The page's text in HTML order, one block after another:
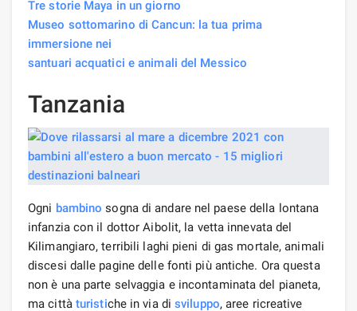
Tre storie Maya in un giorno
Museo sottomarino di Cancun: la tua prima
immersione nei
santuari acquatici e animali del Messico
Tanzania
Ogni bambino sogna di andare nel paese della lontana
infanzia con il dottor Aibolit, la vetta innevata del
Kilimangiaro, terribili laghi pieni di gas mortale, animali
discesi dalle pagine delle fonti più antiche. Ora questa
non è una parte selvaggia e incontaminata del pianeta,
ma città turistiche in via disviluppo, aree ricreative